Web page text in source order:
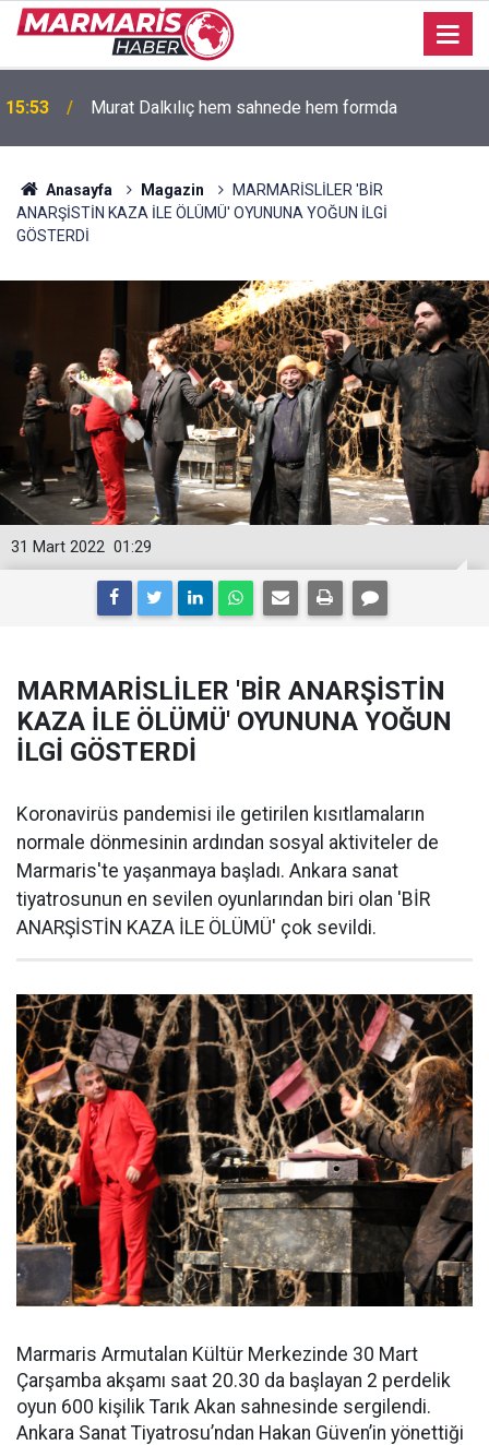
15:53 Murat Dalkılıç hem sahnede hem formda
Anasayfa Magazin
MARMARİSLİLER 'BİR
ANARŞİSTİN KAZA İLE ÖLÜMÜ' OYUNUNA YOĞUN İLGİ
GÖSTERDİ
01:29
31 Mart 2022
MARMARİSLİLER 'BİR ANARŞİSTİN
KAZA İLE ÖLÜMÜ' OYUNUNA YOĞUN
İLGİ GÖSTERDİ
Koronavirüs pandemisi ile getirilen kısıtlamaların
normale dönmesinin ardından sosyal aktiviteler de
Marmaris'te yaşanmaya başladı. Ankara sanat
tiyatrosunun en sevilen oyunlarından biri olan 'BİR
ANARŞİSTİN KAZA İLE ÖLÜMÜ' çok sevildi.
Marmaris Armutalan Kültür Merkezinde 30 Mart
Çarşamba akşamı saat 20.30 da başlayan 2 perdelik
oyun 600 kişilik Tarık Akan sahnesinde sergilendi.
Ankara Sanat Tiyatrosu’ndan Hakan Güven’in yönettiği